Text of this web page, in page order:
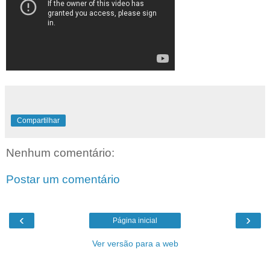
Compartilhar
Nenhum comentário:
Postar um comentário
‹ ›
Página inicial
Ver versão para a web